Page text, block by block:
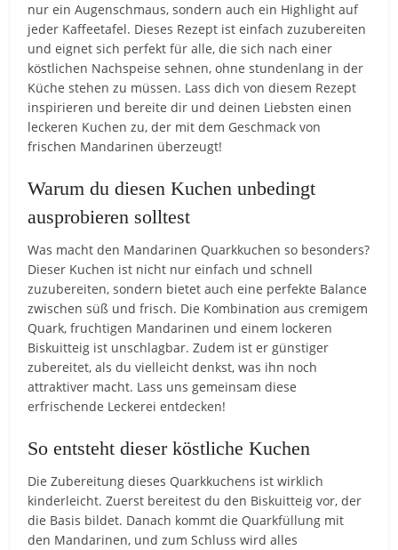
nur ein Augenschmaus, sondern auch ein Highlight auf
jeder Kaffeetafel. Dieses Rezept ist einfach zuzubereiten
und eignet sich perfekt für alle, die sich nach einer
köstlichen Nachspeise sehnen, ohne stundenlang in der
Küche stehen zu müssen. Lass dich von diesem Rezept
inspirieren und bereite dir und deinen Liebsten einen
leckeren Kuchen zu, der mit dem Geschmack von
frischen Mandarinen überzeugt!
Warum du diesen Kuchen unbedingt
ausprobieren solltest
Was macht den Mandarinen Quarkkuchen so besonders?
Dieser Kuchen ist nicht nur einfach und schnell
zuzubereiten, sondern bietet auch eine perfekte Balance
zwischen süß und frisch. Die Kombination aus cremigem
Quark, fruchtigen Mandarinen und einem lockeren
Biskuitteig ist unschlagbar. Zudem ist er günstiger
zubereitet, als du vielleicht denkst, was ihn noch
attraktiver macht. Lass uns gemeinsam diese
erfrischende Leckerei entdecken!
So entsteht dieser köstliche Kuchen
Die Zubereitung dieses Quarkkuchens ist wirklich
kinderleicht. Zuerst bereitest du den Biskuitteig vor, der
die Basis bildet. Danach kommt die Quarkfüllung mit
den Mandarinen, und zum Schluss wird alles